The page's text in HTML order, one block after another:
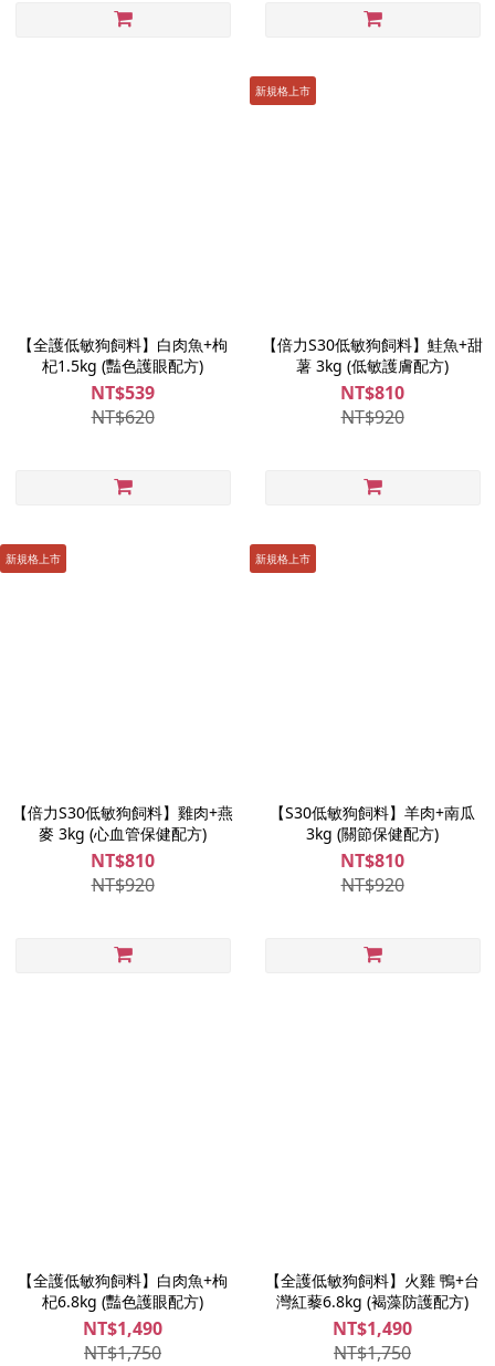
【全護低敏狗飼料】白肉魚+枸
杞1.5kg (豔色護眼配方)
NT$539
NT$620
新規格上市
【倍力S30低敏狗飼料】鮭魚+甜
薯 3kg (低敏護膚配方)
NT$810
NT$920
新規格上市
【倍力S30低敏狗飼料】雞肉+燕
麥 3kg (心血管保健配方)
NT$810
NT$920
新規格上市
【S30低敏狗飼料】羊肉+南瓜
3kg (關節保健配方)
NT$810
NT$920
【全護低敏狗飼料】白肉魚+枸
杞6.8kg (豔色護眼配方)
NT$1,490
NT$1,750
【全護低敏狗飼料】火雞 鴨+台
灣紅藜6.8kg (褐藻防護配方)
NT$1,490
NT$1,750